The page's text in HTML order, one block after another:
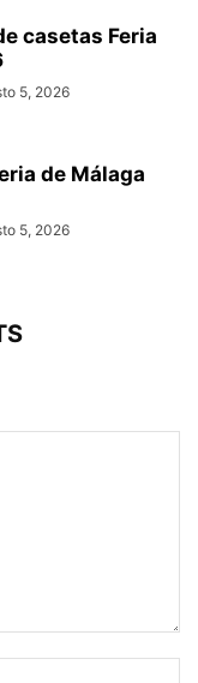
casetas Feria
5, 2026
de Málaga
5, 2026